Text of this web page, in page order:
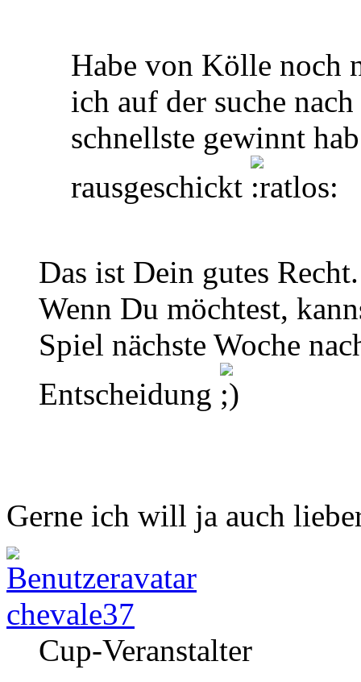
Habe von Kölle noch
ich auf der suche
schnellste gewinnt
rausgeschickt
Das ist Dein gutes Recht.
Wenn Du möchtest,
Spiel nächste Woche
Entscheidung
Gerne ich will ja auch
chevale37
Cup-Veranstalter